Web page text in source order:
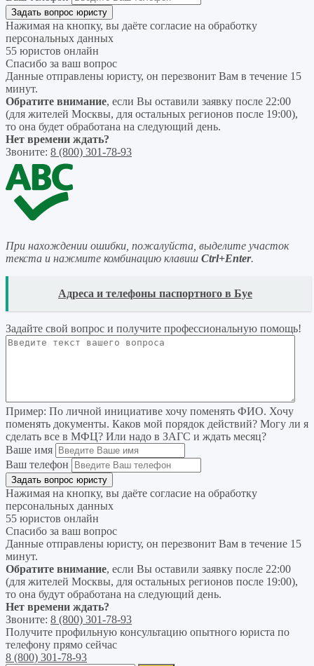
Нажимая на кнопку, вы даёте согласие на обработку
персональных данных
55 юристов онлайн
Спасибо за ваш вопрос
Данные отправлены юристу, он перезвонит Вам в течение 15
минут.
Обратите внимание, если Вы оставили заявку после 22:00
(для жителей Москвы, для остальных регионов после 19:00),
то она будет обработана на следующий день.
Нет времени ждать?
Звоните: 8 (800) 301-78-93
При нахождении ошибки, пожалуйста, выделите участок
текста и нажмите комбинацию клавиш Ctrl+Enter.
Адреса и телефоны паспортного в Буе
Задайте свой вопрос и получите профессиональную помощь!
Пример: По личной инициативе хочу поменять ФИО. Хочу
поменять документы. Каков мой порядок действий? Могу ли я
сделать все в МФЦ? Или надо в ЗАГС и ждать месяц?
Ваше имя
Ваш телефон
Нажимая на кнопку, вы даёте согласие на обработку
персональных данных
55 юристов онлайн
Спасибо за ваш вопрос
Данные отправлены юристу, он перезвонит Вам в течение 15
минут.
Обратите внимание, если Вы оставили заявку после 22:00
(для жителей Москвы, для остальных регионов после 19:00),
то она будут обработана на следующий день.
Нет времени ждать?
Звоните: 8 (800) 301-78-93
Получите профильную консультацию опытного юриста по
телефону прямо сейчас
8 (800) 301-78-93